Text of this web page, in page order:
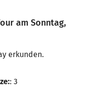
am Sonntag,
erkunden.
: 3